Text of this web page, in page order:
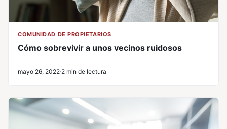
COMUNIDAD DE PROPIETARIOS
Cómo sobrevivir a unos vecinos ruidosos
mayo 26, 2022 2 min de lectura